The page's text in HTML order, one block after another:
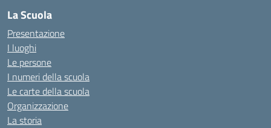
La Scuola
Presentazione
I luoghi
Le persone
I numeri della scuola
Le carte della scuola
Organizzazione
La storia